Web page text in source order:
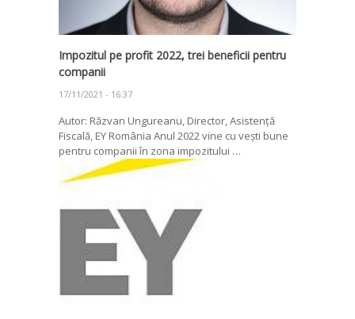
Impozitul pe profit 2022, trei beneficii pentru
companii
17/11/2021 - 16:37
Autor: Răzvan Ungureanu, Director, Asistență
Fiscală, EY România Anul 2022 vine cu vești bune
pentru companii în zona impozitului …